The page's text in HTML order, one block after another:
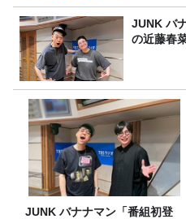
JUNK バナナマン「約３か月ぶりに登場
の近藤春
JUNK バナナマン「番組初登